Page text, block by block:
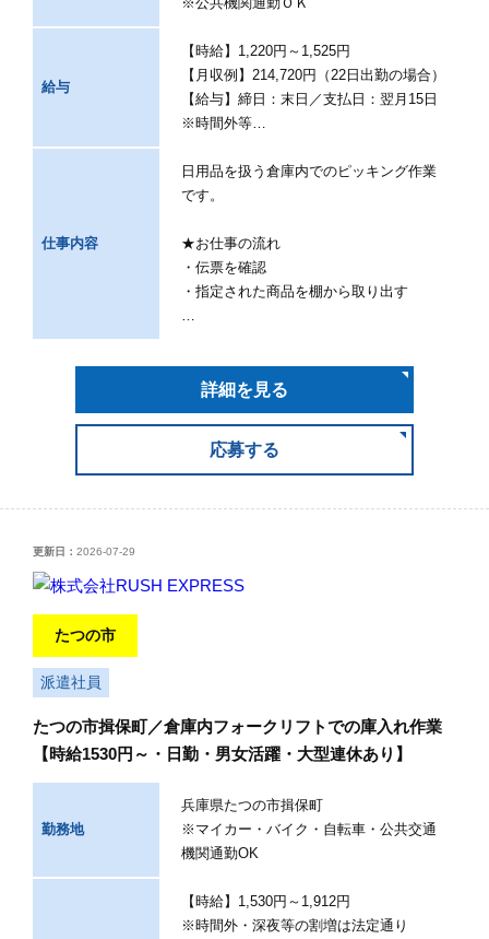
給与
【時給】1,220円～1,525円
【月収例】214,720円（22日出勤の場合）
【給与】締日：末日／支払日：翌月15日
※時間外等…
仕事内容
日用品を扱う倉庫内でのピッキング作業
です。
★お仕事の流れ
・伝票を確認
・指定された商品を棚から取り出す
…
詳細を見る
応募する
更新日： 2026-07-29
たつの市
派遣社員
たつの市揖保町／倉庫内フォークリフトでの庫入れ作業
【時給1530円～・日勤・男女活躍・大型連休あり】
勤務地
兵庫県たつの市揖保町
※マイカー・バイク・自転車・公共交通
機関通勤OK
【時給】1,530円～1,912円
※時間外・深夜等の割増は法定通り